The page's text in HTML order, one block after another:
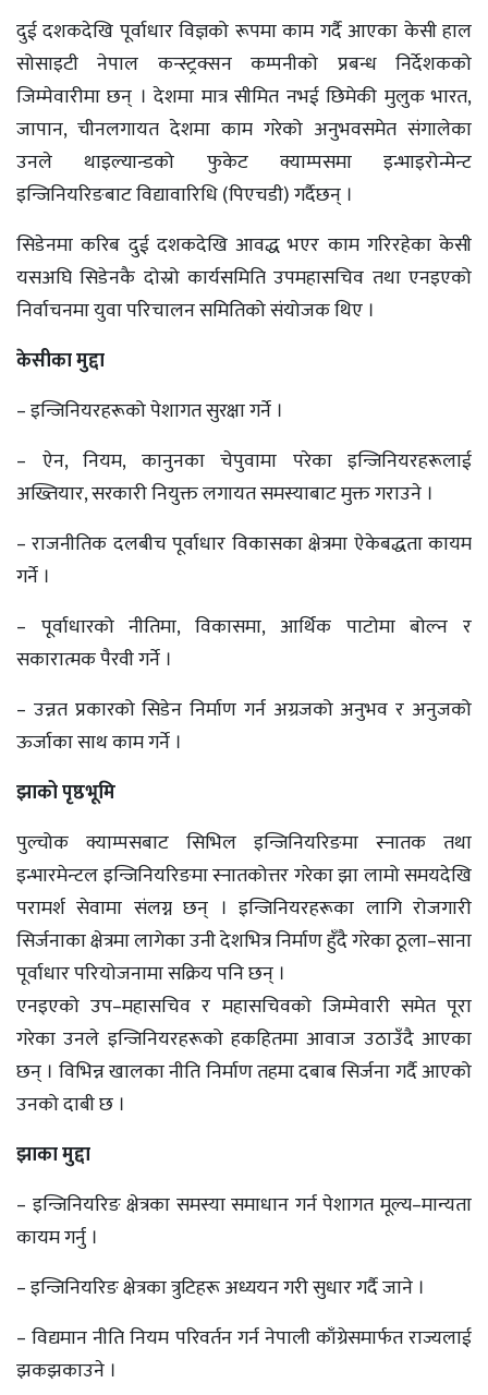
दुई दशकदेखि पूर्वाधार विज्ञको रूपमा काम गर्दै आएका केसी हाल
सोसाइटी नेपाल कन्स्ट्रक्सन कम्पनीको प्रबन्ध निर्देशकको
जिम्मेवारीमा छन् । देशमा मात्र सीमित नभई छिमेकी मुलुक भारत,
जापान, चीनलगायत देशमा काम गरेको अनुभवसमेत संगालेका
उनले थाइल्यान्डको फुकेट क्याम्पसमा इन्भाइरोन्मेन्ट
इन्जिनियरिङबाट विद्यावारिधि (पिएचडी) गर्दैछन् ।
सिडेनमा करिब दुई दशकदेखि आवद्ध भएर काम गरिरहेका केसी
यसअघि सिडेनकै दोस्रो कार्यसमिति उपमहासचिव तथा एनइएको
निर्वाचनमा युवा परिचालन समितिको संयोजक थिए ।
केसीका मुद्दा
– इन्जिनियरहरूको पेशागत सुरक्षा गर्ने ।
– ऐन, नियम, कानुनका चेपुवामा परेका इन्जिनियरहरूलाई
अख्तियार, सरकारी नियुक्त लगायत समस्याबाट मुक्त गराउने ।
– राजनीतिक दलबीच पूर्वाधार विकासका क्षेत्रमा ऐकेबद्धता कायम
गर्ने ।
– पूर्वाधारको नीतिमा, विकासमा, आर्थिक पाटोमा बोल्न र
सकारात्मक पैरवी गर्ने ।
– उन्नत प्रकारको सिडेन निर्माण गर्न अग्रजको अनुभव र अनुजको
ऊर्जाका साथ काम गर्ने ।
झाको पृष्ठभूमि
पुल्चोक क्याम्पसबाट सिभिल इन्जिनियरिङमा स्नातक तथा
इन्भारमेन्टल इन्जिनियरिङमा स्नातकोत्तर गरेका झा लामो समयदेखि
परामर्श सेवामा संलग्न छन् । इन्जिनियरहरूका लागि रोजगारी
सिर्जनाका क्षेत्रमा लागेका उनी देशभित्र निर्माण हुँदै गरेका ठूला–साना
पूर्वाधार परियोजनामा सक्रिय पनि छन् ।
एनइएको उप–महासचिव र महासचिवको जिम्मेवारी समेत पूरा
गरेका उनले इन्जिनियरहरूको हकहितमा आवाज उठाउँदै आएका
छन् । विभिन्न खालका नीति निर्माण तहमा दबाब सिर्जना गर्दै आएको
उनको दाबी छ ।
झाका मुद्दा
– इन्जिनियरिङ क्षेत्रका समस्या समाधान गर्न पेशागत मूल्य–मान्यता
कायम गर्नु ।
– इन्जिनियरिङ क्षेत्रका त्रुटिहरू अध्ययन गरी सुधार गर्दै जाने ।
– विद्यमान नीति नियम परिवर्तन गर्न नेपाली काँग्रेसमार्फत राज्यलाई
झकझकाउने ।